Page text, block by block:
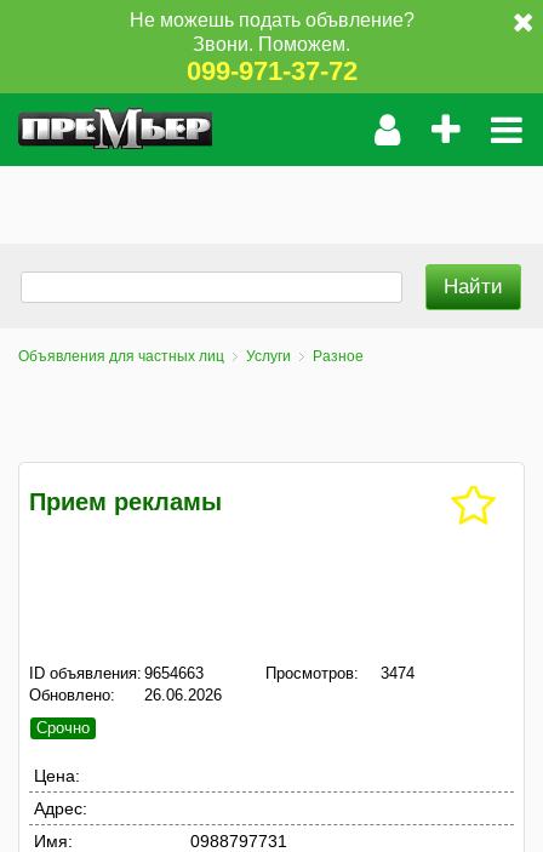
Не можешь подать объвление?
Звони. Поможем.
099-971-37-72
Объявления для частных лиц Услуги Разное
Прием рекламы
ID объявления: 9654663
Обновлено:
26.06.2026
Просмотров: 3474
Срочно
Цена:
Адрес:
Имя:
0988797731